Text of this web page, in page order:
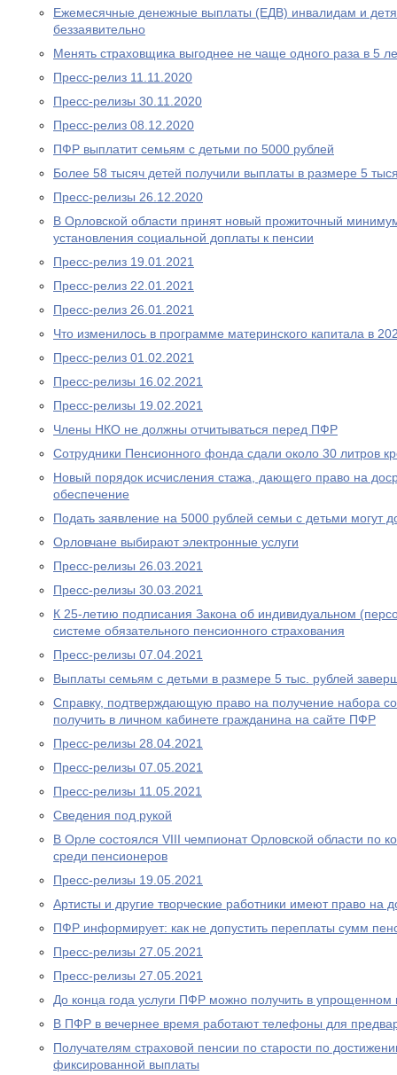
Ежемесячные денежные выплаты (ЕДВ) инвалидам и
беззаявительно
Менять страховщика выгоднее не чаще одного раза в 5
Пресс-релиз 11.11.2020
Пресс-релизы 30.11.2020
Пресс-релиз 08.12.2020
ПФР выплатит семьям с детьми по 5000 рублей
Более 58 тысяч детей получили выплаты в размере 5
Пресс-релизы 26.12.2020
В Орловской области принят новый прожиточный
установления социальной доплаты к пенсии
Пресс-релиз 19.01.2021
Пресс-релиз 22.01.2021
Пресс-релиз 26.01.2021
Что изменилось в программе материнского капитала в
Пресс-релиз 01.02.2021
Пресс-релизы 16.02.2021
Пресс-релизы 19.02.2021
Члены НКО не должны отчитываться перед ПФР
Сотрудники Пенсионного фонда сдали около 30 литров
Новый порядок исчисления стажа, дающего право на
обеспечение
Подать заявление на 5000 рублей семьи с детьми могут
Орловчане выбирают электронные услуги
Пресс-релизы 26.03.2021
Пресс-релизы 30.03.2021
К 25-летию подписания Закона об индивидуальном
системе обязательного пенсионного страхования
Пресс-релизы 07.04.2021
Выплаты семьям с детьми в размере 5 тыс. рублей
Справку, подтверждающую право на получение набора
получить в личном кабинете гражданина на сайте ПФР
Пресс-релизы 28.04.2021
Пресс-релизы 07.05.2021
Пресс-релизы 11.05.2021
Сведения под рукой
В Орле состоялся VIII чемпионат Орловской области по
среди пенсионеров
Пресс-релизы 19.05.2021
Артисты и другие творческие работники имеют право на
ПФР информирует: как не допустить переплаты сумм
Пресс-релизы 27.05.2021
Пресс-релизы 27.05.2021
До конца года услуги ПФР можно получить в упрощенном
В ПФР в вечернее время работают телефоны для
Получателям страховой пенсии по старости по
фиксированной выплаты